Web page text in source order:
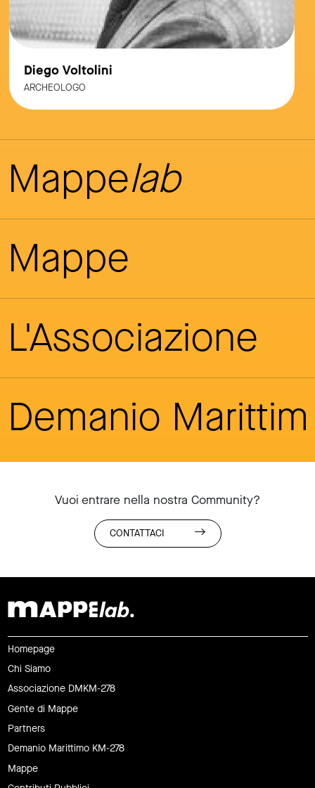
Roberto Vecchiarelli
DOCENTE
Mappelab
Mappe
L'Associazione
Demanio
Vuoi entrare nella nostra Community?
CONTATTACI
Homepage
Chi Siamo
Associazione DMKM-278
Gente di Mappe
Partners
Demanio Marittimo KM-278
Mappe